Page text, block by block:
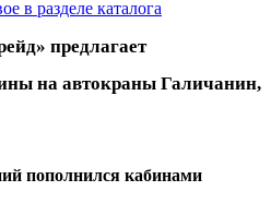
предлагает
на автокраны Галичанин,
пополнился кабинами